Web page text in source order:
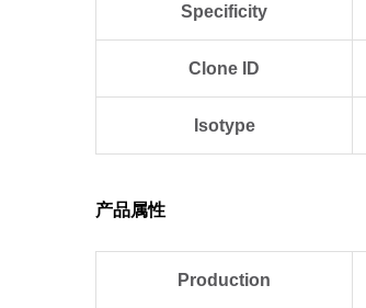
Specificity
Clone ID
Isotype
产品属性
Production